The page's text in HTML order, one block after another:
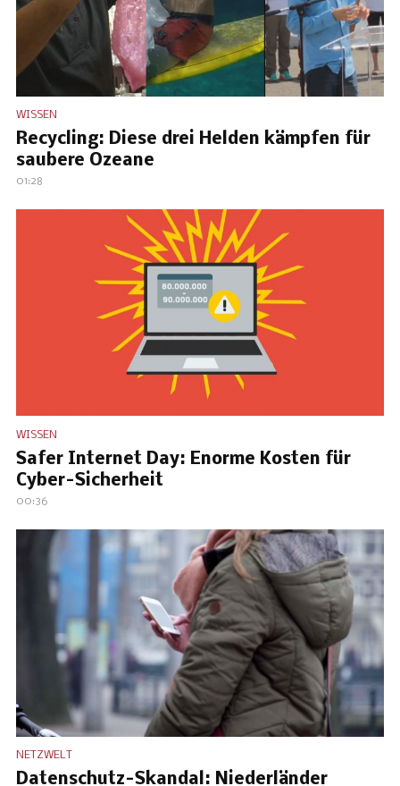
WISSEN
Recycling: Diese drei Helden kämpfen für
saubere Ozeane
01:28
WISSEN
Safer Internet Day: Enorme Kosten für
Cyber-Sicherheit
00:36
NETZWELT
Datenschutz-Skandal: Niederländer